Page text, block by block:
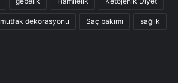
mutfak dekorasyonu Saç bakımı sağlık